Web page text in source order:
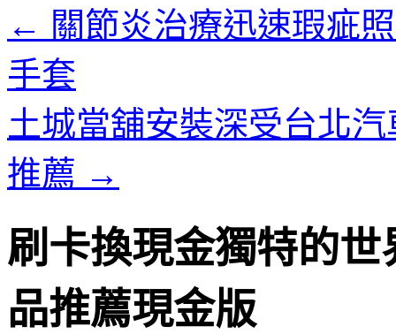
← 關節炎治療迅速瑕疵
手套
土城當舖安裝深受台北
推薦 →
刷卡換現金獨特的
品推薦現金版